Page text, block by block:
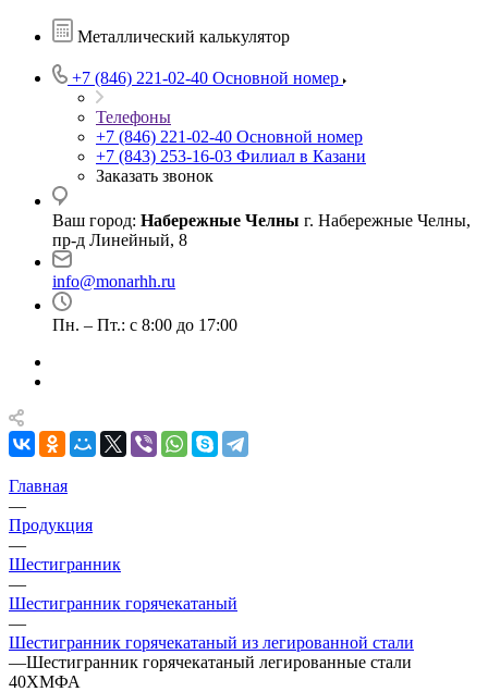
Металлический калькулятор
+7 (846) 221-02-40 Основной номер
Телефоны
+7 (846) 221-02-40 Основной номер
+7 (843) 253-16-03 Филиал в Казани
Заказать звонок
Ваш город: Набережные Челны г. Набережные Челны,
пр-д Линейный, 8
info@monarhh.ru
Пн. – Пт.: с 8:00 до 17:00
Главная
—
Продукция
—
Шестигранник
—
Шестигранник горячекатаный
—
Шестигранник горячекатаный из легированной стали
—Шестигранник горячекатаный легированные стали
40ХМФА